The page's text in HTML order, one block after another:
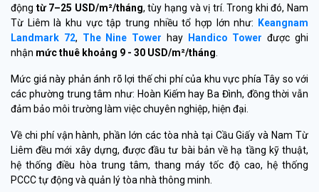
động từ 7–25 USD/m²/tháng, tùy hạng và vị trí. Trong khi đó, Nam
Từ Liêm là khu vực tập trung nhiều tổ hợp lớn như:
Keangnam
Landmark 72, The Nine Tower hay Handico Tower được ghi
nhận mức thuê khoảng 9 - 30 USD/m²/tháng
Mức giá này phản ánh rõ lợi thế chi phí của khu vực phía Tây so với
các phường trung tâm như: Hoàn Kiếm hay Ba Đình, đồng thời vẫn
đảm bảo môi trường làm việc chuyên nghiệp, hiện đại.
Về chi phí vận hành, phần lớn các tòa nhà tại Cầu Giấy và Nam Từ
Liêm đều mới xây dựng, được đầu tư bài bản về hạ tầng kỹ thuật,
hệ thống điều hòa trung tâm, thang máy tốc độ cao, hệ thống
PCCC tự động và quản lý tòa nhà thông minh.